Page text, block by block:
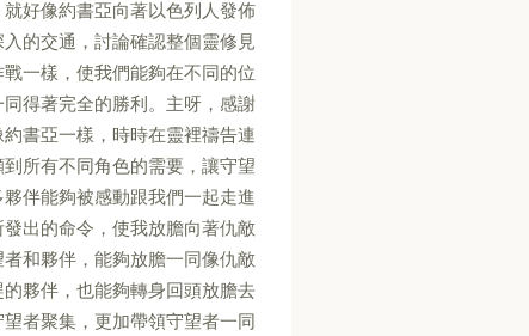
好像約書亞向著以色列人發佈
的交通，討論確認整個靈修見
一樣，使我們能夠在不同的位
得著完全的勝利。主呀，感謝
書亞一樣，時時在靈裡禱告連
所有不同角色的需要，讓守望
伴能夠被感動跟我們一起走進
出的命令，使我放膽向著仇敵
和夥伴，能夠放膽一同像仇敵
夥伴，也能夠轉身回頭放膽去
者聚集，更加帶領守望者一同